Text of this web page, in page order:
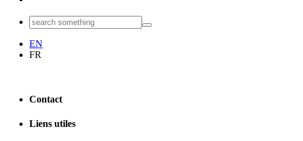
EN
FR
Contact
Liens utiles